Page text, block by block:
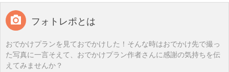
フォトレポとは
おでかけプランを見ておでかけした！そんな時はおでかけ先で撮っ
た写真に一言そえて、おでかけプラン作者さんに感謝の気持ちを伝
えてみませんか？